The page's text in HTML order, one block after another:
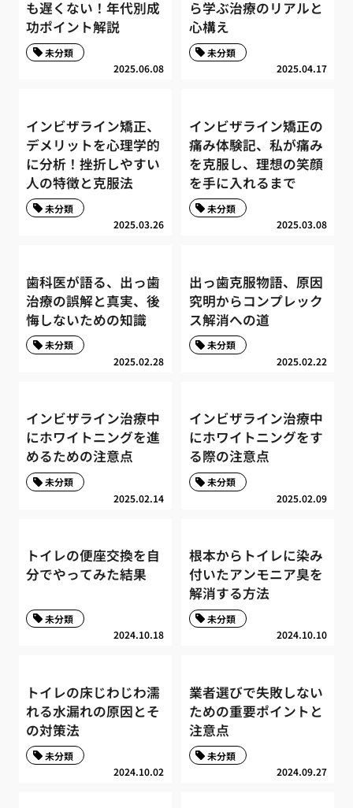
も遅くない！年代別成
功ポイント解説
2025.06.08
未分類
ら学ぶ治療のリアルと
心構え
2025.04.17
未分類
インビザライン矯正、
デメリットを心理学的
に分析！挫折しやすい
人の特徴と克服法
2025.03.26
未分類
インビザライン矯正の
痛み体験記、私が痛み
を克服し、理想の笑顔
を手に入れるまで
2025.03.08
未分類
歯科医が語る、出っ歯
治療の誤解と真実、後
悔しないための知識
2025.02.28
未分類
出っ歯克服物語、原因
究明からコンプレック
ス解消への道
2025.02.22
未分類
インビザライン治療中
にホワイトニングを進
めるための注意点
2025.02.14
未分類
インビザライン治療中
にホワイトニングをす
る際の注意点
2025.02.09
未分類
トイレの便座交換を自
分でやってみた結果
2024.10.18
未分類
根本からトイレに染み
付いたアンモニア臭を
解消する方法
2024.10.10
未分類
トイレの床じわじわ濡
れる水漏れの原因とそ
の対策法
2024.10.02
未分類
業者選びで失敗しない
ための重要ポイントと
注意点
2024.09.27
未分類